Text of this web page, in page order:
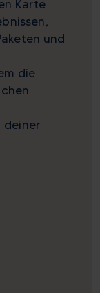
Karte
und
die
deiner